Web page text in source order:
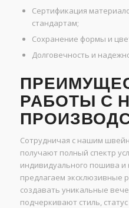
Сертификация
стандартам;
Сохранение формы и
Долговечность и
РАБОТЫ С
Сотрудничая с нашим
получают полный спектр
индивидуального пошива и
предлагаем эксклюзивные
создавать уникальные
подчеркивают стиль,